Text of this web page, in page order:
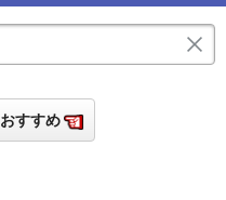
おすすめ